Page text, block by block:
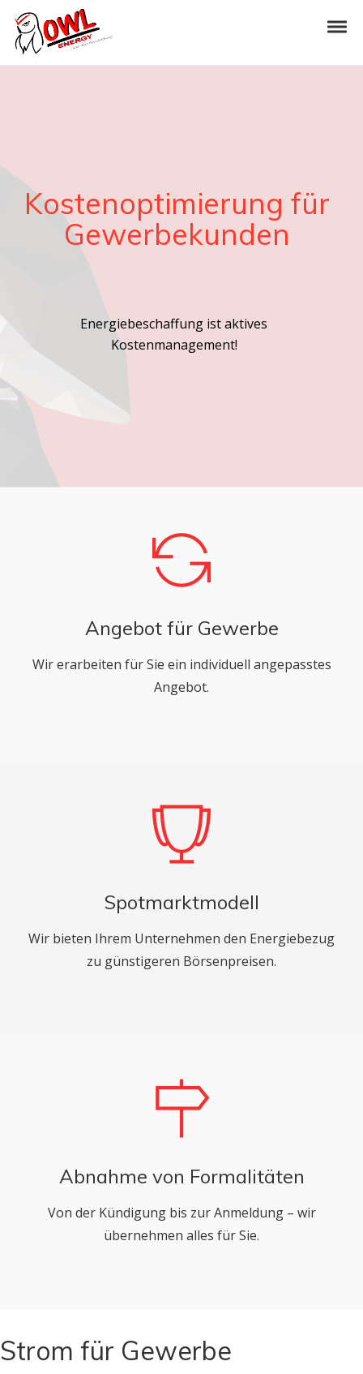
Skip to navigation
Skip to content
OWL-Energy
Kostenoptimierung für
Gewerbekunden
Energiebeschaffung ist aktives
Kostenmanagement!
Angebot für Gewerbe
Wir erarbeiten für Sie ein individuell angepasstes
Angebot.
Spotmarktmodell
Wir bieten Ihrem Unternehmen den Energiebezug
zu günstigeren Börsenpreisen.
Abnahme von Formalitäten
Von der Kündigung bis zur Anmeldung – wir
übernehmen alles für Sie.
Strom für Gewerbe